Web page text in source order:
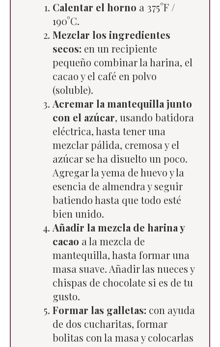
Calentar el horno a 375°F /
190°C.
Mezclar los ingredientes
secos: en un recipiente
pequeño combinar la harina, el
cacao y el café en polvo
(soluble).
Acremar la mantequilla junto
con el azúcar, usando batidora
eléctrica, hasta tener una
mezclar pálida, cremosa y el
azúcar se ha disuelto un poco.
Agregar la yema de huevo y la
esencia de almendra y seguir
batiendo hasta que todo esté
bien unido.
Añadir la mezcla de harina y
cacao a la mezcla de
mantequilla, hasta formar una
masa suave. Añadir las nueces y
chispas de chocolate si es de tu
gusto.
Formar las galletas: con ayuda
de dos cucharitas, formar
bolitas con la masa y colocarlas